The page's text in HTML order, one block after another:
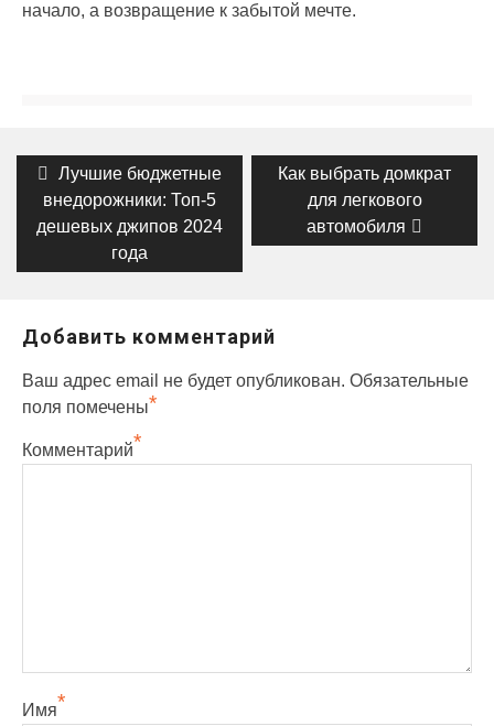
начало, а возвращение к забытой мечте.
Навигация
записям
Previous
post:
Лучшие бюджетные
внедорожники: Топ-5
дешевых джипов 2024
года
Next
post:
Как выбрать домкрат
для легкового
автомобиля
Добавить комментарий
Ваш адрес email не будет опубликован. Обязательные
поля помечены*
Комментарий*
Имя*